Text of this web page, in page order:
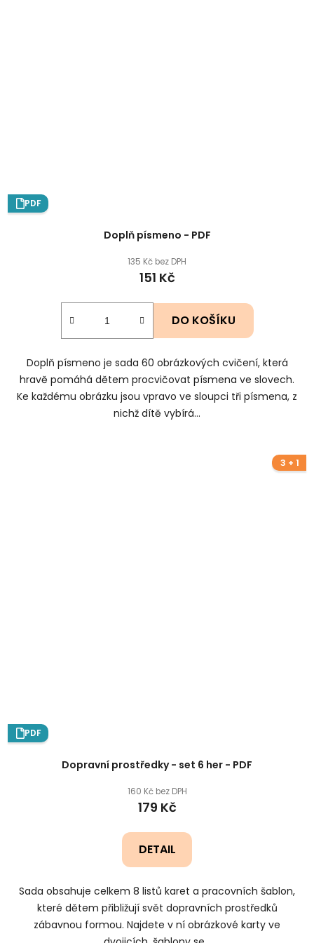
PDF
Doplň písmeno - PDF
135 Kč bez DPH
151 Kč
DO KOŠÍKU
Doplň písmeno je sada 60 obrázkových cvičení, která
hravě pomáhá dětem procvičovat písmena ve slovech.
Ke každému obrázku jsou vpravo ve sloupci tři písmena, z
nichž dítě vybírá...
3 + 1
PDF
Dopravní prostředky - set 6 her - PDF
160 Kč bez DPH
179 Kč
DETAIL
Sada obsahuje celkem 8 listů karet a pracovních šablon,
které dětem přibližují svět dopravních prostředků
zábavnou formou. Najdete v ní obrázkové karty ve